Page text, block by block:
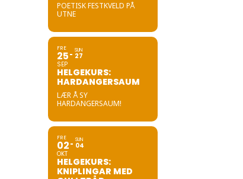
POETISK FESTKVELD PÅ
UTNE
FRE
25
SEP
SUN
27
HELGEKURS:
HARDANGERSAUM
LÆR Å SY
HARDANGERSAUM!
FRE
02
OKT
SUN
04
HELGEKURS:
KNIPLINGAR MED